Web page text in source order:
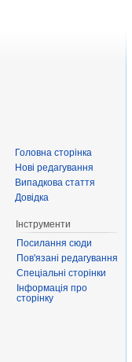
Головна сторінка
Нові редагування
Випадкова стаття
Довідка
Інструменти
Посилання сюди
Пов'язані редагування
Спеціальні сторінки
Інформація про
сторінку